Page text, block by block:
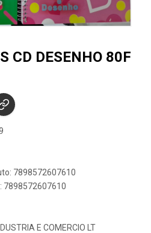
CD DESENHO 80F
7898572607610
7898572607610
E COMERCIO LT